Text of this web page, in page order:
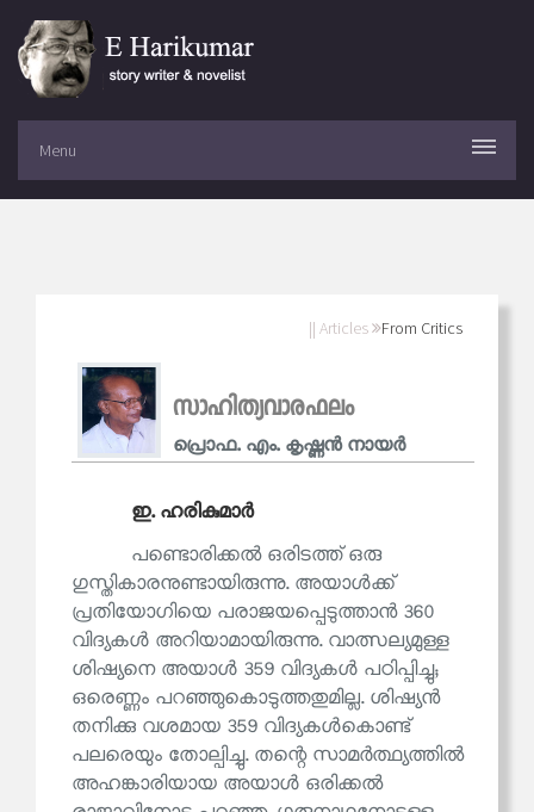
Menu
|| Articles From Critics
സാഹിത്യവാരഫലം
പ്രൊഫ. എം. കൃഷ്ണന്‍ നായര്‍
ഇ. ഹരികുമാർ
പണ്ടൊരിക്കൽ ഒരിടത്ത് ഒരു
ഗുസ്തികാരനുണ്ടായിരുന്നു. അയാൾക്ക്
പ്രതിയോഗിയെ പരാജയപ്പെടുത്താൻ 360
വിദ്യകൾ അറിയാമായിരുന്നു. വാത്സല്യമുള്ള
ശിഷ്യനെ അയാൾ 359 വിദ്യകൾ പഠിപ്പിച്ചു;
ഒരെണ്ണം പറഞ്ഞുകൊടുത്തതുമില്ല. ശിഷ്യൻ
തനിക്കു വശമായ 359 വിദ്യകൾകൊണ്ട്
പലരെയും തോല്പിച്ചു. തന്റെ സാമർത്ഥ്യത്തിൽ
അഹങ്കാരിയായ അയാൾ ഒരിക്കൽ